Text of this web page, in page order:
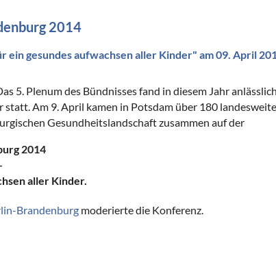
2014
ein gesundes aufwachsen aller Kinder" am 09. April
5. Plenum des Bündnisses fand in diesem Jahr anlässlich
Am 9. April kamen in Potsdam über 180 landesweite
Gesundheitslandschaft zusammen auf der
2014
aller Kinder.
Brandenburg moderierte die Konferenz.